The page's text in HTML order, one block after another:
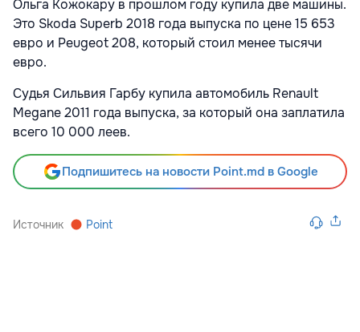
Ольга Кожокару в прошлом году купила две машины.
Это Skoda Superb 2018 года выпуска по цене 15 653
евро и Peugeot 208, который стоил менее тысячи
евро.
Судья Сильвия Гарбу купила автомобиль Renault
Megane 2011 года выпуска, за который она заплатила
всего 10 000 леев.
Подпишитесь на новости Point.md в Google
Источник Point